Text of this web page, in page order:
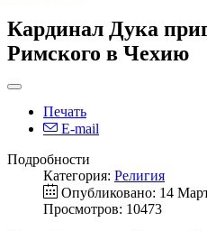
Кардинал Дука
Римского в Чехию
Печать
E-mail
Подробности
Категория: Религия
Опубликовано: 14
Просмотров: 10473